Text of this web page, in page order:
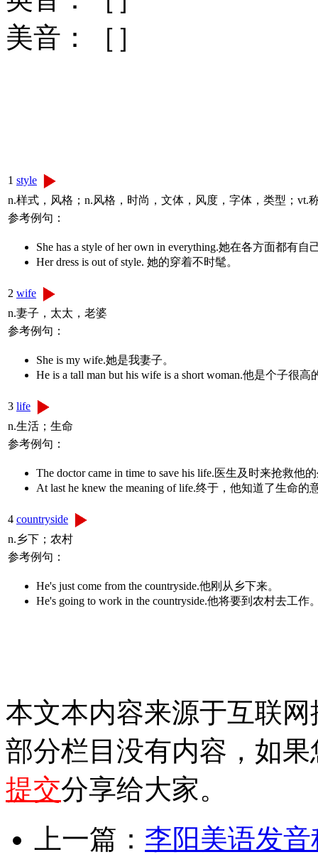
美音：［］
1 style
n.样式，风格；n.风格，时尚，文体，风度，字体，类型；vt.
参考例句：
She has a style of her own in everything.她在各方面都有自
Her dress is out of style. 她的穿着不时髦。
2 wife
n.妻子，太太，老婆
参考例句：
She is my wife.她是我妻子。
He is a tall man but his wife is a short woman.他是个子很
3 life
n.生活；生命
参考例句：
The doctor came in time to save his life.医生及时来抢救他
At last he knew the meaning of life.终于，他知道了生命的
4 countryside
n.乡下；农村
参考例句：
He's just come from the countryside.他刚从乡下来。
He's going to work in the countryside.他将要到农村去工作
本文本内容来源于互联
部分栏目没有内容，如
提交分享给大家。
上一篇： 李阳美语发